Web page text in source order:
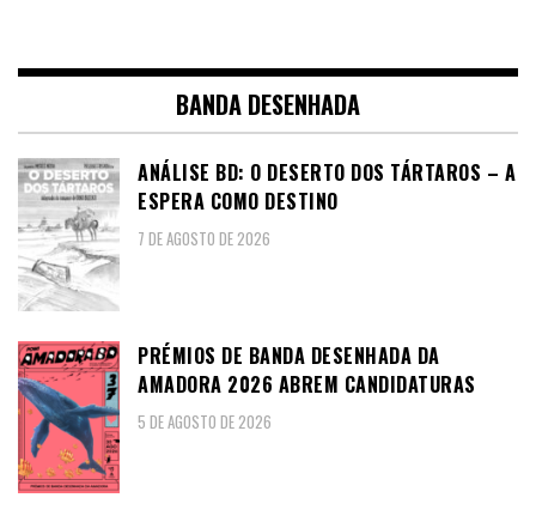
BANDA DESENHADA
ANÁLISE BD: O DESERTO DOS TÁRTAROS – A
ESPERA COMO DESTINO
7 DE AGOSTO DE 2026
PRÉMIOS DE BANDA DESENHADA DA
AMADORA 2026 ABREM CANDIDATURAS
5 DE AGOSTO DE 2026